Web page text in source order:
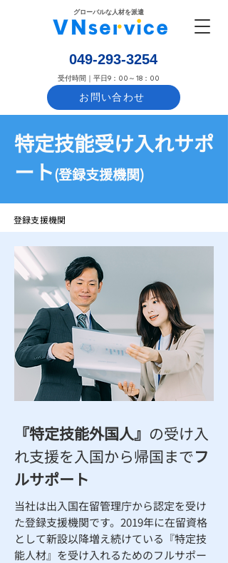
​グローバルな人材を派遣
お問い合わせ
​049-293-3254
​受付時間｜平日9：00～18：00
​特定技能受け入れサポ
ート(登録支援機関)
登録支援機関
『特定技能外国人』 の受け入
れ支援を入国から帰国までフ
ルサポート
当社は出入国在留管理庁から認定を受け
た登録支援機関です。2019年に在留資格
として新設以降増え続けている『特定技
能人材』を受け入れるためのフルサポー